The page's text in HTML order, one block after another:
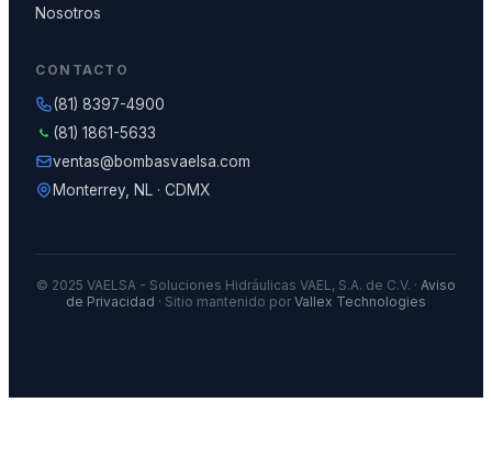
Nosotros
CONTACTO
(81) 8397-4900
(81) 1861-5633
ventas@bombasvaelsa.com
Monterrey, NL · CDMX
© 2025 VAELSA - Soluciones Hidráulicas VAEL, S.A. de C.V. · Aviso
de Privacidad · Sitio mantenido por Vallex Technologies